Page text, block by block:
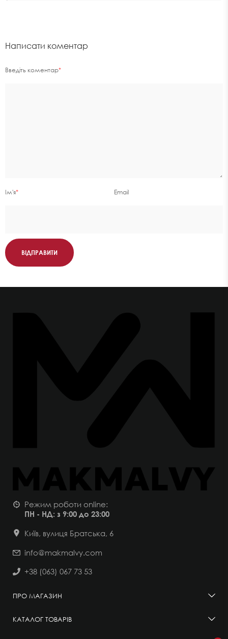
Написати коментар
Введіть коментар*
Ім'я* Email
ВІДПРАВИТИ
Режим роботи online:
ПН - НД: з 9:00 до 23:00
Київ, вулиця Братська, 6
info@makmalvy.com
+38 (063) 067 73 53
ПРО МАГАЗИН
КАТАЛОГ ТОВАРІВ